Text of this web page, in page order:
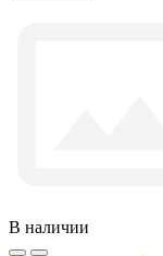
В наличии